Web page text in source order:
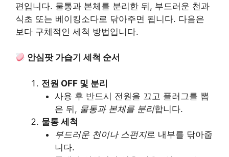
편입니다. 물통과 본체를 분리한 뒤, 부드러운 천과
식초 또는 베이킹소다로 닦아주면 됩니다. 다음은
보다 구체적인 세척 방법입니다.
안심팟 가습기 세척 순서
전원 OFF 및 분리
사용 후 반드시 전원을 끄고 플러그를 뽑
은 뒤, 물통과 본체를 분리합니다.
물통 세척
부드러운 천이나 스펀지로 내부를 닦아줍
니다.